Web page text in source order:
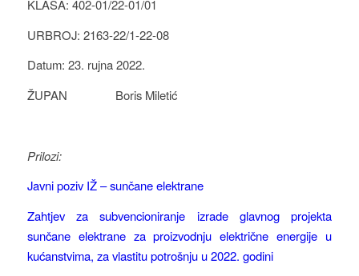
KLASA: 402-01/22-01/01
URBROJ: 2163-22/1-22-08
Datum: 23. rujna 2022.
ŽUPAN Boris Miletić
Prilozi:
Javni poziv IŽ – sunčane elektrane
Zahtjev za subvencioniranje izrade glavnog projekta
sunčane elektrane za proizvodnju električne energije u
kućanstvima, za vlastitu potrošnju u 2022. godini